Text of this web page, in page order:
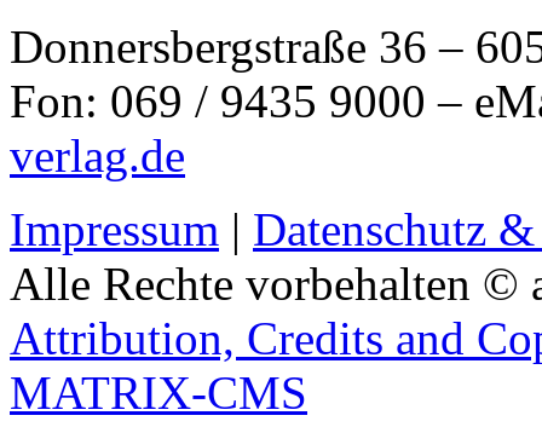
Donnersbergstraße 36 –
Fon: 069 / 9435 9000 –
verlag.de
Impressum | Datenschutz
Alle Rechte vorbehalten ©
Attribution, Credits and
MATRIX-CMS